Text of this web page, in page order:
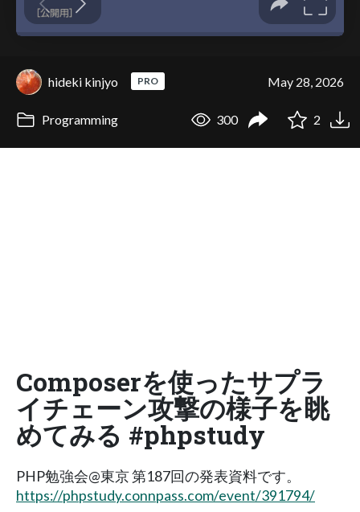
hideki kinjyo PRO May 28, 2026
Programming 300 2
Composerを使ったサプラ
イチェーン攻撃の様子を眺
めてみる #phpstudy
PHP勉強会@東京 第187回の発表資料です。
https://phpstudy.connpass.com/event/391794/